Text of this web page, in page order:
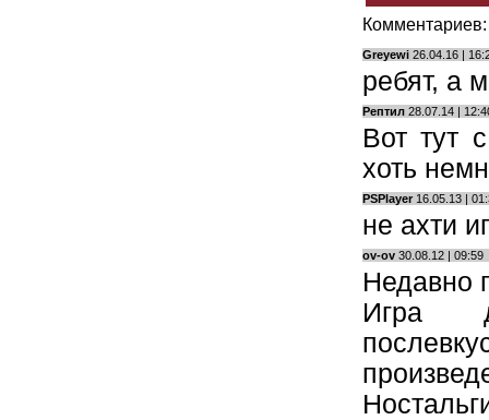
Комментариев:
Greyewi26.04.16 |
ребят, а
Рептил28.07.14 |
Вот тут
хоть
PSPlayer16.05.13 |
не ахти
ov-ov30.08.12 | 09:59
Недавно
Игра